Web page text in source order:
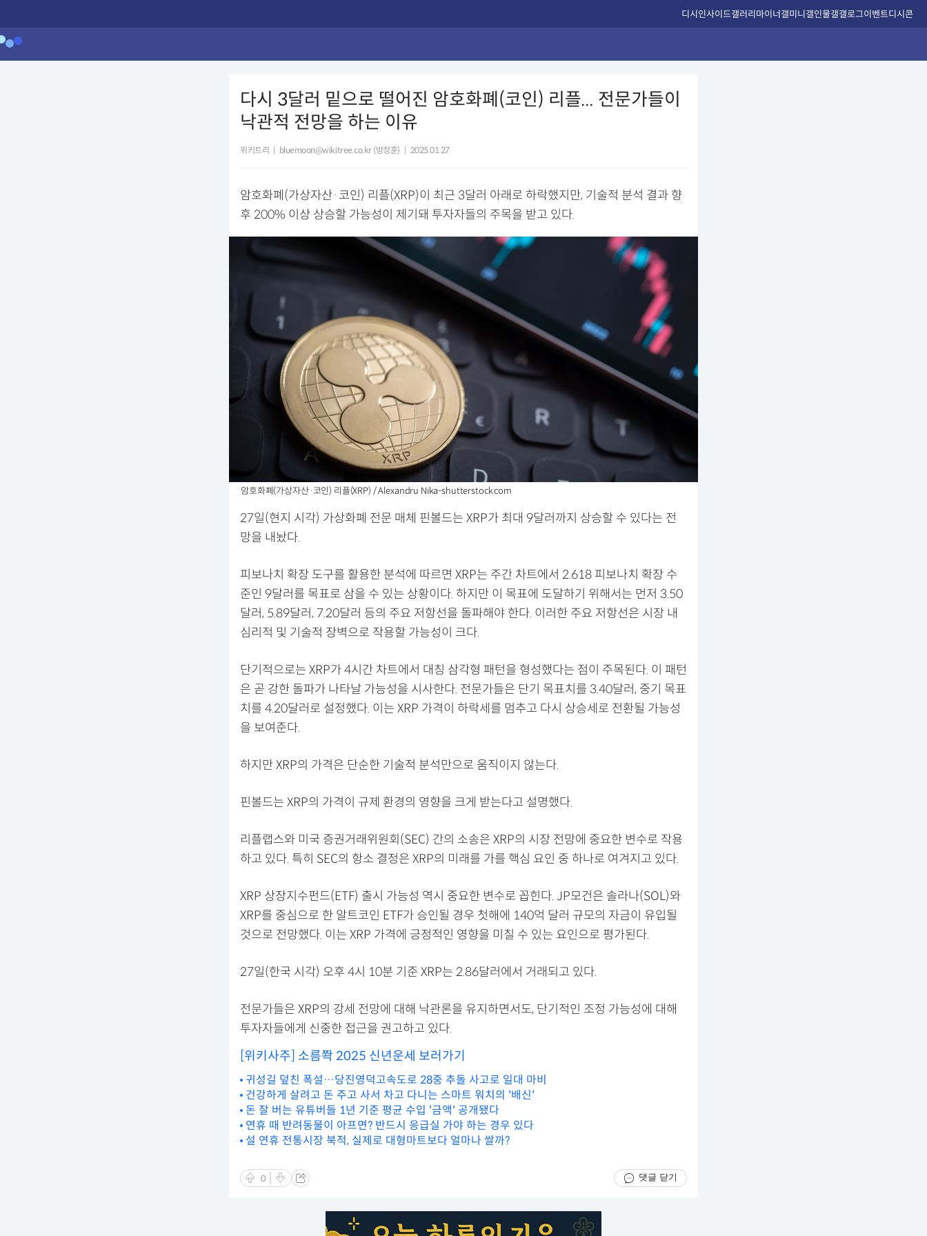
디시인사이드갤러리마이너갤미니갤인물갤갤로그이벤트디시콘
다시 3달러 밑으로 떨어진 암호화폐(코인) 리플... 전문가들이
낙관적 전망을 하는 이유
위키트리 bluemoon@wikitree.co.kr (방정훈) 2025.01.27
암호화폐(가상자산·코인) 리플(XRP)이 최근 3달러 아래로 하락했지만, 기술적 분석 결과 향
후 200% 이상 상승할 가능성이 제기돼 투자자들의 주목을 받고 있다.
암호화폐(가상자산·코인) 리플(XRP) / Alexandru Nika-shutterstock.com
27일(현지 시각) 가상화폐 전문 매체 핀볼드는 XRP가 최대 9달러까지 상승할 수 있다는 전
망을 내놨다.
피보나치 확장 도구를 활용한 분석에 따르면 XRP는 주간 차트에서 2.618 피보나치 확장 수
준인 9달러를 목표로 삼을 수 있는 상황이다. 하지만 이 목표에 도달하기 위해서는 먼저 3.50
달러, 5.89달러, 7.20달러 등의 주요 저항선을 돌파해야 한다. 이러한 주요 저항선은 시장 내
심리적 및 기술적 장벽으로 작용할 가능성이 크다.
단기적으로는 XRP가 4시간 차트에서 대칭 삼각형 패턴을 형성했다는 점이 주목된다. 이 패턴
은 곧 강한 돌파가 나타날 가능성을 시사한다. 전문가들은 단기 목표치를 3.40달러, 중기 목표
치를 4.20달러로 설정했다. 이는 XRP 가격이 하락세를 멈추고 다시 상승세로 전환될 가능성
을 보여준다.
하지만 XRP의 가격은 단순한 기술적 분석만으로 움직이지 않는다.
핀볼드는 XRP의 가격이 규제 환경의 영향을 크게 받는다고 설명했다.
리플랩스와 미국 증권거래위원회(SEC) 간의 소송은 XRP의 시장 전망에 중요한 변수로 작용
하고 있다. 특히 SEC의 항소 결정은 XRP의 미래를 가를 핵심 요인 중 하나로 여겨지고 있다.
XRP 상장지수펀드(ETF) 출시 가능성 역시 중요한 변수로 꼽힌다. JP모건은 솔라나(SOL)와
XRP를 중심으로 한 알트코인 ETF가 승인될 경우 첫해에 140억 달러 규모의 자금이 유입될
것으로 전망했다. 이는 XRP 가격에 긍정적인 영향을 미칠 수 있는 요인으로 평가된다.
27일(한국 시각) 오후 4시 10분 기준 XRP는 2.86달러에서 거래되고 있다.
전문가들은 XRP의 강세 전망에 대해 낙관론을 유지하면서도, 단기적인 조정 가능성에 대해
투자자들에게 신중한 접근을 권고하고 있다.
[위키사주] 소름쫙 2025 신년운세 보러가기
귀성길 덮친 폭설…당진영덕고속도로 28중 추돌 사고로 일대 마비
건강하게 살려고 돈 주고 사서 차고 다니는 스마트 워치의 '배신'
돈 잘 버는 유튜버들 1년 기준 평균 수입 '금액' 공개됐다
연휴 때 반려동물이 아프면? 반드시 응급실 가야 하는 경우 있다
설 연휴 전통시장 북적, 실제로 대형마트보다 얼마나 쌀까?
0 댓글 닫기